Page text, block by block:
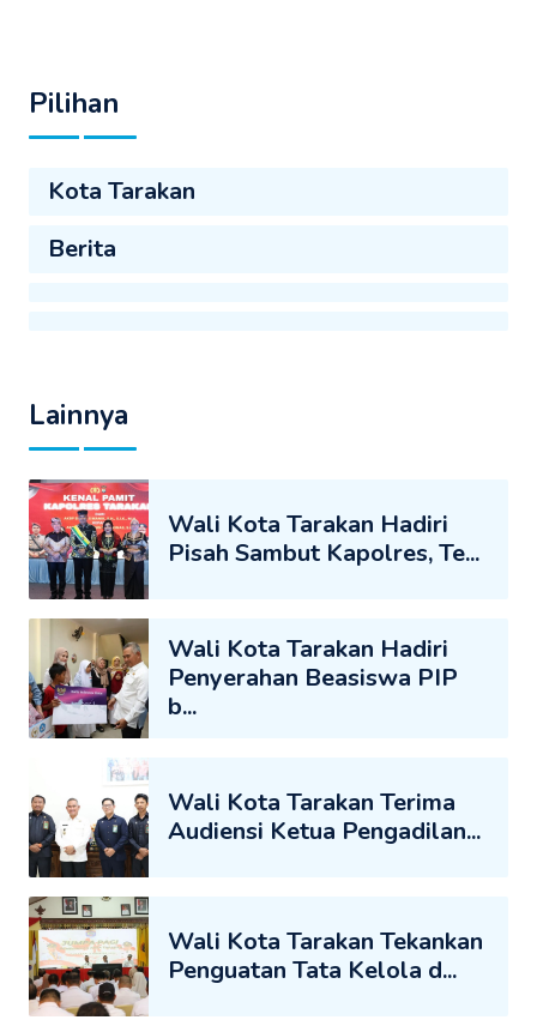
Pilihan
Kota Tarakan
Berita
Lainnya
Wali Kota Tarakan Hadiri
Pisah Sambut Kapolres, Te...
Wali Kota Tarakan Hadiri
Penyerahan Beasiswa PIP
b...
Wali Kota Tarakan Terima
Audiensi Ketua Pengadilan...
Wali Kota Tarakan Tekankan
Penguatan Tata Kelola d...